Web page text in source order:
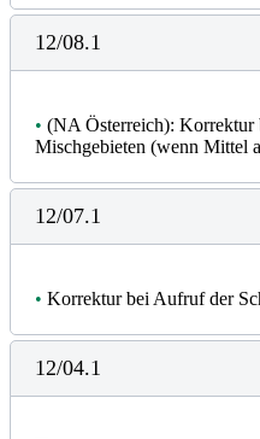
12/08.1
• (NA Österreich): Korrektur
Mischgebieten (wenn Mittel
12/07.1
• Korrektur bei Aufruf der
12/04.1